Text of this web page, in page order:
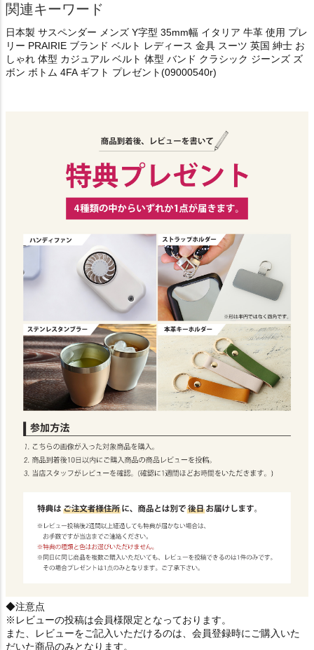
関連キーワード
日本製 サスペンダー メンズ Y字型 35mm幅 イタリア 牛革 使用 プレ
リー PRAIRIE ブランド ベルト レディース 金具 スーツ 英国 紳士 お
しゃれ 体型 カジュアル ベルト 体型 バンド クラシック ジーンズ ズ
ボン ボトム 4FA ギフト プレゼント(09000540r)
◆注意点
※レビューの投稿は会員様限定となっております。
また、レビューをご記入いただけるのは、会員登録時にご購入いた
だいた商品のみとなります。